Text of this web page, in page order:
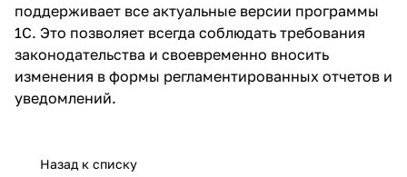
поддерживает все актуальные версии программы
1С. Это позволяет всегда соблюдать требования
законодательства и своевременно вносить
изменения в формы регламентированных отчетов и
уведомлений.
Назад к списку